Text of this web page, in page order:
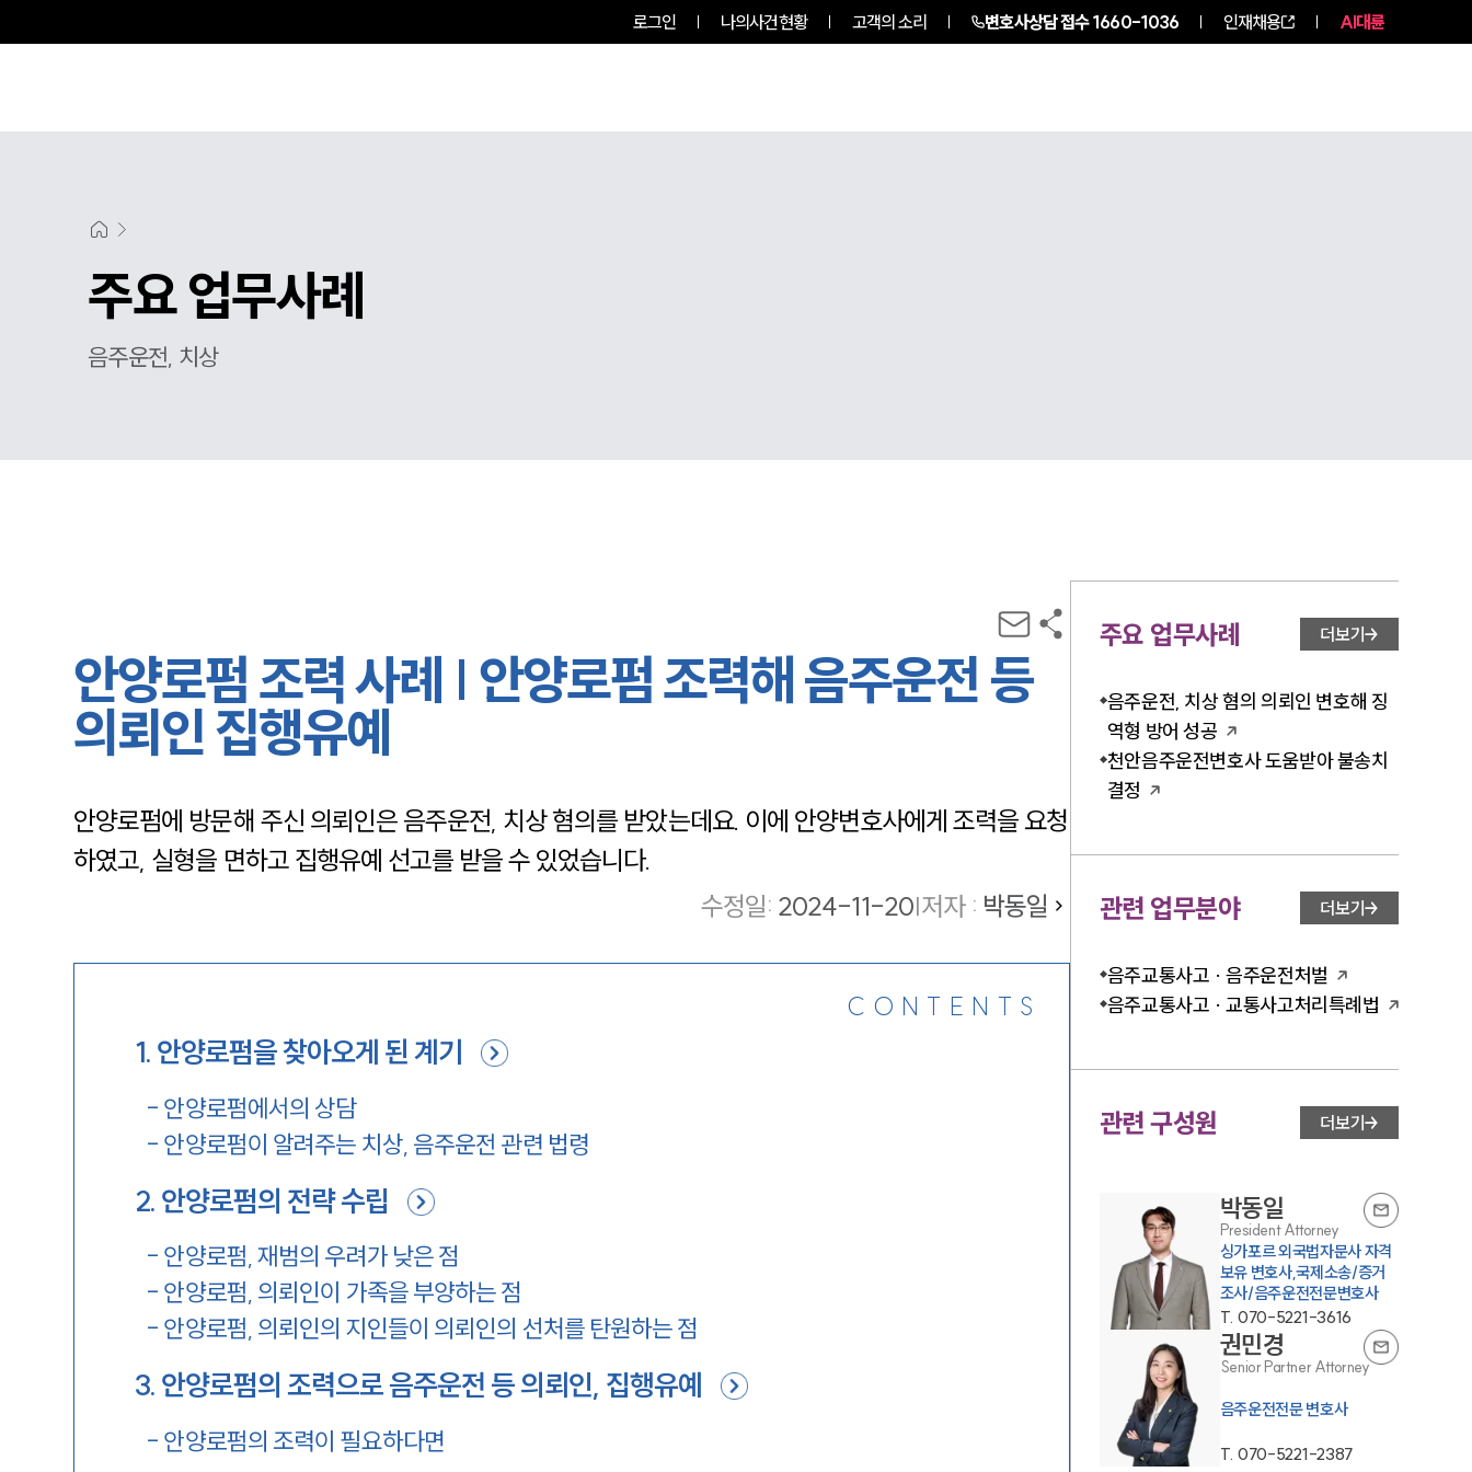
로그인 나의사건현황 고객의 소리 변호사상담 접수1660-1036 인재채용 AI대륜
주요 업무사례
음주운전, 치상
안양로펌 조력 사례 | 안양로펌 조력해 음주운전 등
의뢰인 집행유예
안양로펌에 방문해 주신 의뢰인은 음주운전, 치상 혐의를 받았는데요. 이에 안양변호사에게 조력을 요청
하였고, 실형을 면하고 집행유예 선고를 받을 수 있었습니다.
수정일: 2024-11-20|저자 : 박동일
CONTENTS
1. 안양로펌을 찾아오게 된 계기
- 안양로펌에서의 상담
- 안양로펌이 알려주는 치상, 음주운전 관련 법령
2. 안양로펌의 전략 수립
- 안양로펌, 재범의 우려가 낮은 점
- 안양로펌, 의뢰인이 가족을 부양하는 점
- 안양로펌, 의뢰인의 지인들이 의뢰인의 선처를 탄원하는 점
3. 안양로펌의 조력으로 음주운전 등 의뢰인, 집행유예
- 안양로펌의 조력이 필요하다면
주요 업무사례 더보기
음주운전, 치상 혐의 의뢰인 변호해 징
역형 방어 성공
천안음주운전변호사 도움받아 불송치
결정
관련 업무분야 더보기
음주교통사고 · 음주운전처벌
음주교통사고 · 교통사고처리특례법
관련 구성원 더보기
박동일
President Attorney
싱가포르 외국법자문사 자격
보유 변호사,국제소송/증거
조사/음주운전전문변호사
T. 070-5221-3616
권민경
Senior Partner Attorney
음주운전전문 변호사
T. 070-5221-2387